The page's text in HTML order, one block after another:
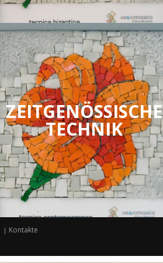
ZEITGENÖSSISCHE
TECHNIK
Kontakte